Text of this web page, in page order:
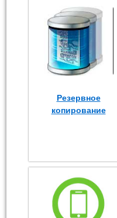
Резервное
копирование